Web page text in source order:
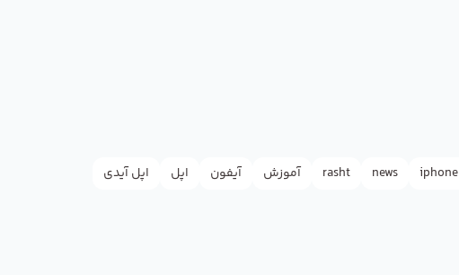
iphone
news
rasht آموزش آیفون اپل
اپل آیدی